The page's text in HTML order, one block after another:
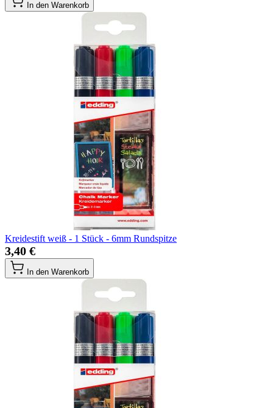
In den Warenkorb
Kreidestift weiß - 1 Stück - 6mm Rundspitze
3,40 €
In den Warenkorb